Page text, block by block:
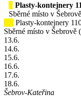
Plasty-kontejnery
Sběrné místo v
Plasty-kontejnery
Sběrné místo v
13.6.
14.6.
15.6.
16.6.
17.6.
18.6.
Šebrov-Kateřina